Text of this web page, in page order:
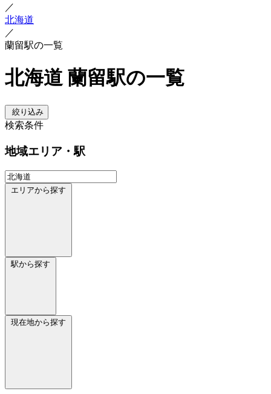
／
北海道
／
蘭留駅の一覧
北海道 蘭留駅の一覧
絞り込み
検索条件
地域エリア・駅
エリアから探す
駅から探す
現在地から探す